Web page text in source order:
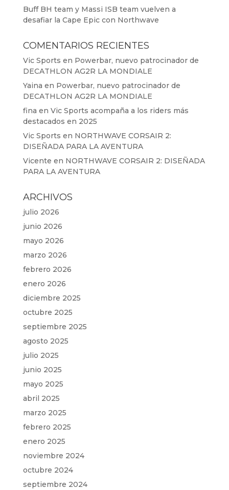
Buff BH team y Massi ISB team vuelven a
desafiar la Cape Epic con Northwave
COMENTARIOS RECIENTES
Vic Sports en Powerbar, nuevo patrocinador de
DECATHLON AG2R LA MONDIALE
Yaina en Powerbar, nuevo patrocinador de
DECATHLON AG2R LA MONDIALE
fina en Vic Sports acompaña a los riders más
destacados en 2025
Vic Sports en NORTHWAVE CORSAIR 2:
DISEÑADA PARA LA AVENTURA
Vicente en NORTHWAVE CORSAIR 2: DISEÑADA
PARA LA AVENTURA
ARCHIVOS
julio 2026
junio 2026
mayo 2026
marzo 2026
febrero 2026
enero 2026
diciembre 2025
octubre 2025
septiembre 2025
agosto 2025
julio 2025
junio 2025
mayo 2025
abril 2025
marzo 2025
febrero 2025
enero 2025
noviembre 2024
octubre 2024
septiembre 2024